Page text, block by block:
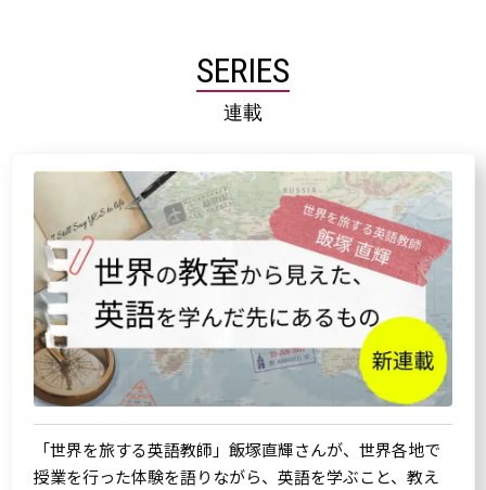
SERIES
連載
「世界を旅する英語教師」飯塚直輝さんが、世界各地で
授業を行った体験を語りながら、英語を学ぶこと、教え